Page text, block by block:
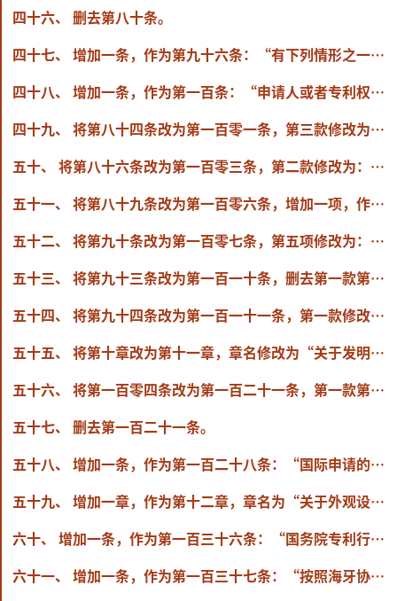
四十六、 删去第八十条。
四十七、 增加一条，作为第九十六条：“有下列情形之一的，属于专利法第七十条所称的在全国有重大影响的专利侵权纠纷：
四十八、 增加一条，作为第一百条：“申请人或者专利权人违反本细则第十一条、第八十八条规定的，由县级以上负责专利执法的部门予以警告，可以处10万元以下的罚款。”
四十九、 将第八十四条改为第一百零一条，第三款修改为：“销售不知道是假冒专利的产品，并且能够证明该产品合法来源的，由县级以上负责专利执法的部门责令停止销售。”
五十、 将第八十六条改为第一百零三条，第二款修改为：“依照前款规定请求中止有关程序的，应当向国务院专利行政部门提交请求书，说明理由，并附具管理专利工作的部门或者人民法院的写明申请号或者专利号的有关受理文件副本。国务院专利行政部门认为当事人提出的中止理由明显不能成立的，可以不中止有关程序。”
五十一、 将第八十九条改为第一百零六条，增加一项，作为第五项：“（五）国防专利、保密专利的解密”。
五十二、 将第九十条改为第一百零七条，第五项修改为：“（五）实用新型专利的说明书摘要，外观设计专利的一幅图片或者照片”。
五十三、 将第九十三条改为第一百一十条，删去第一款第三项中的“专利登记费、公告印刷费”。
五十四、 将第九十四条改为第一百一十一条，第一款修改为：“专利法和本细则规定的各种费用，应当严格按照规定缴纳。”
五十五、 将第十章改为第十一章，章名修改为“关于发明、实用新型国际申请的特别规定”。
五十六、 将第一百零四条改为第一百二十一条，第一款第五项修改为：“（五）国际申请以外文提出的，提交摘要的中文译文，有附图和摘要附图的，提交附图副本并指定摘要附图，附图中有文字的，将其替换为对应的中文文字”。
五十七、 删去第一百二十一条。
五十八、 增加一条，作为第一百二十八条：“国际申请的申请日在优先权期限届满之后2个月内，在国际阶段受理局已经批准恢复优先权的，视为已经依照本细则第三十六条的规定提出了恢复优先权请求；在国际阶段申请人未请求恢复优先权，或者提出了恢复优先权请求但受理局未批准，申请人有正当理由的，可以自进入日起2个月内向国务院专利行政部门请求恢复优先权。”
五十九、 增加一章，作为第十二章，章名为“关于外观设计国际申请的特别规定”，包括第一百三十六条至第一百四十四条。
六十、 增加一条，作为第一百三十六条：“国务院专利行政部门根据专利法第十九条第二款、第三款规定，处理按照工业品外观设计国际注册海牙协定（1999年文本）（以下简称海牙协定）提出的外观设计国际注册申请。
六十一、 增加一条，作为第一百三十七条：“按照海牙协定已确定国际注册日并指定中国的外观设计国际申请，视为向国务院专利行政部门提出的外观设计专利申请，该国际注册日视为专利法第二十八条所称的申请日。”